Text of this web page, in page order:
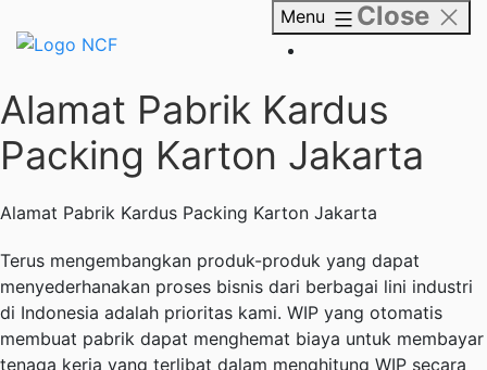
Menu Close
Alamat Pabrik Kardus
Packing Karton Jakarta
Alamat Pabrik Kardus Packing Karton Jakarta
Terus mengembangkan produk-produk yang dapat
menyederhanakan proses bisnis dari berbagai lini industri
di Indonesia adalah prioritas kami. WIP yang otomatis
membuat pabrik dapat menghemat biaya untuk membayar
tenaga kerja yang terlibat dalam menghitung WIP secara